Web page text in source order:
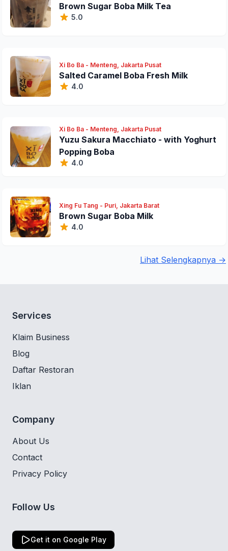
Brown Sugar Boba Milk Tea
5.0
Xi Bo Ba - Menteng, Jakarta Pusat
Salted Caramel Boba Fresh Milk
4.0
Xi Bo Ba - Menteng, Jakarta Pusat
Yuzu Sakura Macchiato - with Yoghurt
Popping Boba
4.0
Xing Fu Tang - Puri, Jakarta Barat
Brown Sugar Boba Milk
4.0
Lihat Selengkapnya →
Services
Klaim Business
Blog
Daftar Restoran
Iklan
Company
About Us
Contact
Privacy Policy
Follow Us
Get it on Google Play